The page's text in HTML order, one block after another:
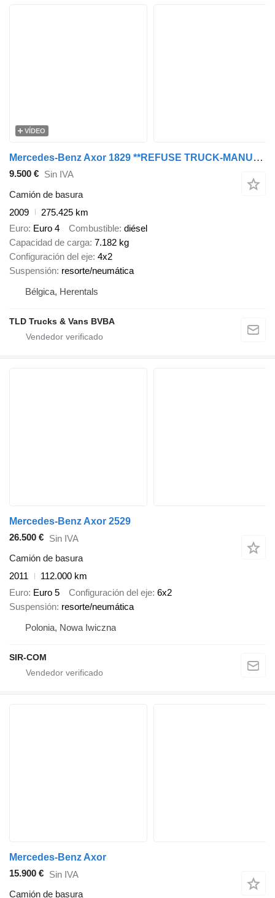
VÍDEO
Mercedes-Benz Axor 1829 **REFUSE TRUCK-MANUAL GEARBOX**
9.500 € Sin IVA
Camión de basura
2009
275.425 km
Euro Euro 4 Combustible diésel
Capacidad de carga 7.182 kg
Configuración del eje 4x2
Suspensión resorte/neumática
Bélgica, Herentals
TLD Trucks & Vans BVBA
Mercedes-Benz Axor 2529
26.500 € Sin IVA
Camión de basura
2011
112.000 km
Euro Euro 5 Configuración del eje 6x2
Suspensión resorte/neumática
Polonia, Nowa Iwiczna
SIR-COM
Mercedes-Benz Axor
15.900 € Sin IVA
Camión de basura